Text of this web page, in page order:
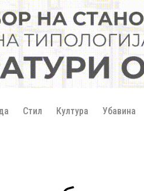
Стил Култура Убавина